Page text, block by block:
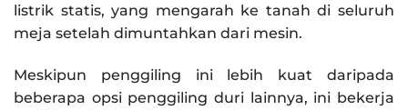
listrik statis, yang mengarah ke tanah di seluruh
meja setelah dimuntahkan dari mesin.
Meskipun penggiling ini lebih kuat daripada
beberapa opsi penggiling duri lainnya, ini bekerja